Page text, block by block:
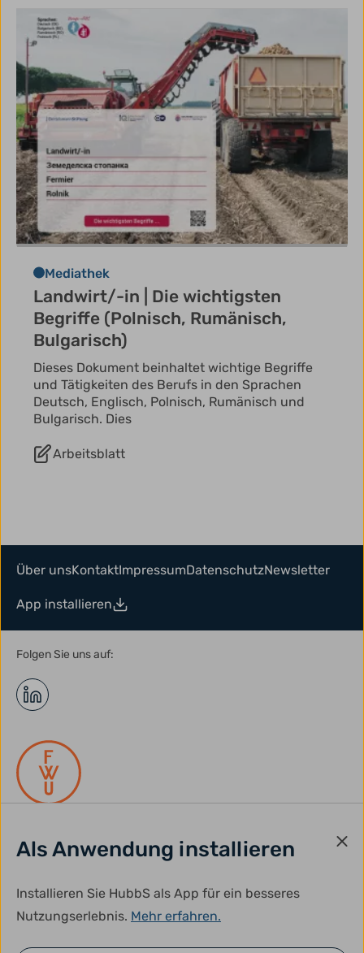
Mediathek
Landwirt/-in | Die wichtigsten
Begriffe (Polnisch, Rumänisch,
Bulgarisch)
Dieses Dokument beinhaltet wichtige Begriffe
und Tätigkeiten des Berufs in den Sprachen
Deutsch, Englisch, Polnisch, Rumänisch und
Bulgarisch. Dies
Arbeitsblatt
Als Anwendung installieren
Installieren Sie HubbS als App für ein besseres
Nutzungserlebnis. Mehr erfahren.
Über unsKontaktImpressumDatenschutzNewsletter
App installieren
Folgen Sie uns auf:
gefördert durch: